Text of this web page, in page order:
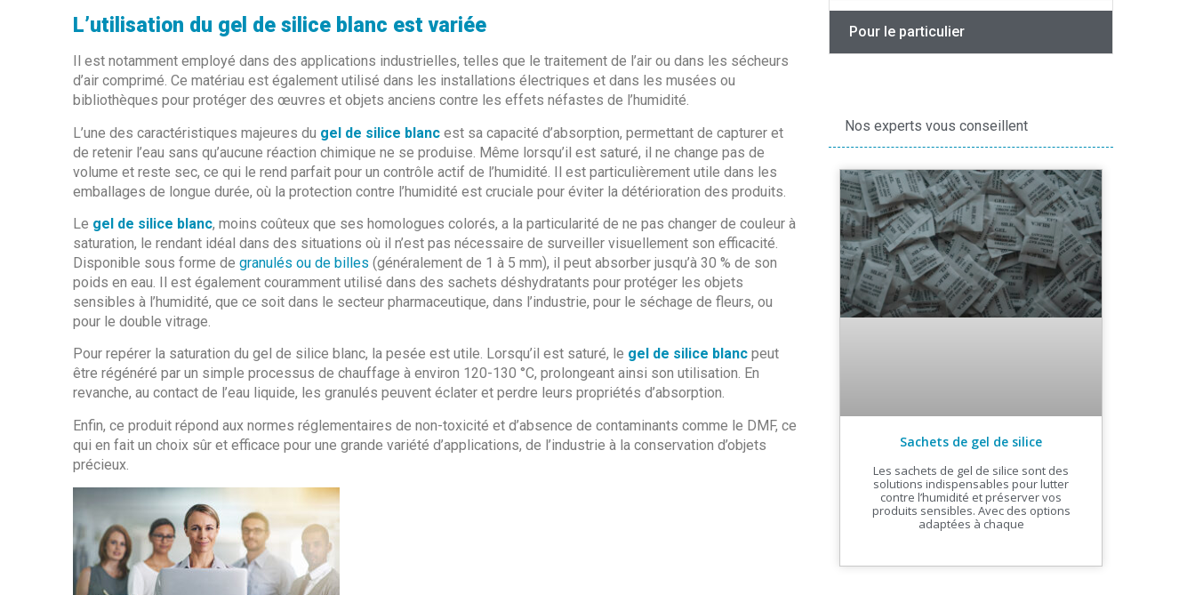
L’utilisation du gel de silice blanc est variée
Il est notamment employé dans des applications industrielles, telles que le traitement de l’air ou dans les sécheurs
d’air comprimé. Ce matériau est également utilisé dans les installations électriques et dans les musées ou
bibliothèques pour protéger des œuvres et objets anciens contre les effets néfastes de l’humidité.
L’une des caractéristiques majeures du gel de silice blanc est sa capacité d’absorption, permettant de capturer et
de retenir l’eau sans qu’aucune réaction chimique ne se produise. Même lorsqu’il est saturé, il ne change pas de
volume et reste sec, ce qui le rend parfait pour un contrôle actif de l’humidité. Il est particulièrement utile dans les
emballages de longue durée, où la protection contre l’humidité est cruciale pour éviter la détérioration des produits.
Le gel de silice blanc, moins coûteux que ses homologues colorés, a la particularité de ne pas changer de couleur à
saturation, le rendant idéal dans des situations où il n’est pas nécessaire de surveiller visuellement son efficacité.
Disponible sous forme de granulés ou de billes (généralement de 1 à 5 mm), il peut absorber jusqu’à 30 % de son
poids en eau. Il est également couramment utilisé dans des sachets déshydratants pour protéger les objets
sensibles à l’humidité, que ce soit dans le secteur pharmaceutique, dans l’industrie, pour le séchage de fleurs, ou
pour le double vitrage.
Pour repérer la saturation du gel de silice blanc, la pesée est utile. Lorsqu’il est saturé, le gel de silice blanc peut
être régénéré par un simple processus de chauffage à environ 120-130 °C, prolongeant ainsi son utilisation. En
revanche, au contact de l’eau liquide, les granulés peuvent éclater et perdre leurs propriétés d’absorption.
Enfin, ce produit répond aux normes réglementaires de non-toxicité et d’absence de contaminants comme le DMF, ce
qui en fait un choix sûr et efficace pour une grande variété d’applications, de l’industrie à la conservation d’objets
précieux.
Pour le particulier
Nos experts vous conseillent
Sachets de gel de silice
Les sachets de gel de silice sont des
solutions indispensables pour lutter
contre l’humidité et préserver vos
produits sensibles. Avec des options
adaptées à chaque